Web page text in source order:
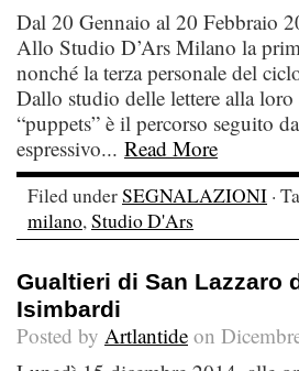
Dal 20 Gennaio al 20 Febbraio
Allo Studio D’Ars Milano la
nonché la terza personale del
Dallo studio delle lettere alla
“puppets” è il percorso seguito
espressivo... Read More
Filed underSEGNALAZIONI ·
milano,Studio D'Ars
Gualtieri di San Lazzaro
Isimbardi
Posted by Artlantide on